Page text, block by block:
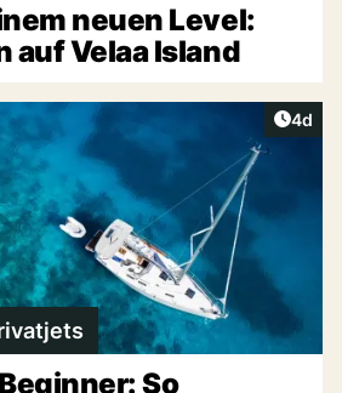
neuen Level:
auf Velaa Island
4d
So